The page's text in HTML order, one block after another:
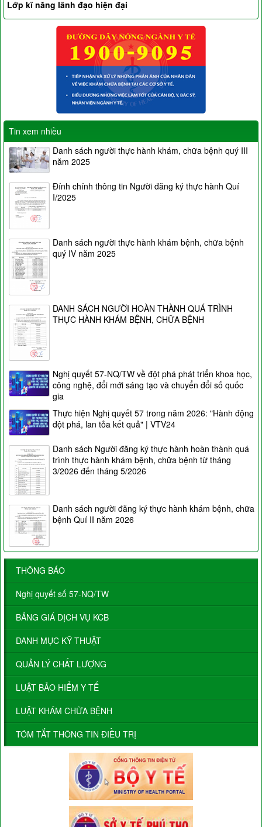
Lớp kĩ năng lãnh đạo hiện đại
Tin xem nhiều
Danh sách người thực hành khám, chữa bệnh quý III
năm 2025
Đính chính thông tin Người đăng ký thực hành Quí
I/2025
Danh sách người thực hành khám bệnh, chữa bệnh
quý IV năm 2025
DANH SÁCH NGƯỜI HOÀN THÀNH QUÁ TRÌNH
THỰC HÀNH KHÁM BỆNH, CHỮA BỆNH
Nghị quyết 57-NQ/TW về đột phá phát triển khoa học,
công nghệ, đổi mới sáng tạo và chuyển đổi số quốc
gia
Thực hiện Nghị quyết 57 trong năm 2026: "Hành động
đột phá, lan tỏa kết quả" | VTV24
Danh sách Người đăng ký thực hành hoàn thành quá
trình thực hành khám bệnh, chữa bệnh từ tháng
3/2026 đến tháng 5/2026
Danh sách người đăng ký thực hành khám bệnh, chữa
bệnh Quí II năm 2026
THÔNG BÁO
Nghị quyết số 57-NQ/TW
BẢNG GIÁ DỊCH VỤ KCB
DANH MỤC KỸ THUẬT
QUẢN LÝ CHẤT LƯỢNG
LUẬT BẢO HIỂM Y TẾ
LUẬT KHÁM CHỮA BỆNH
TÓM TẮT THÔNG TIN ĐIỀU TRỊ